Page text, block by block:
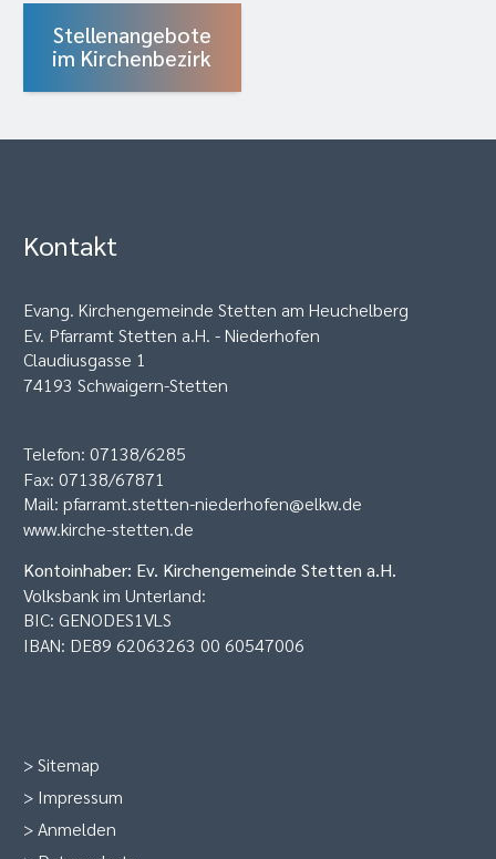
Stellenangebote
im Kirchenbezirk
Kontakt
Evang. Kirchengemeinde Stetten am Heuchelberg
Ev. Pfarramt Stetten a.H. - Niederhofen
Claudiusgasse 1
74193 Schwaigern-Stetten
Telefon: 07138/6285
Fax: 07138/67871
Mail: pfarramt.stetten-niederhofen@elkw.de
www.kirche-stetten.de
Kontoinhaber: Ev. Kirchengemeinde Stetten a.H.
Volksbank im Unterland:
BIC: GENODES1VLS
IBAN: DE89 62063263 00 60547006
>Sitemap
> Impressum
>Anmelden